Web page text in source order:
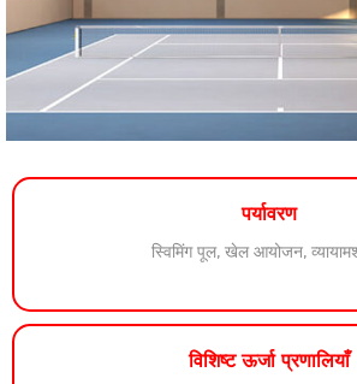
पर्यावरण
स्विमिंग पूल, खेल आयोजन,
विशिष्ट ऊर्जा प्रणालियाँ